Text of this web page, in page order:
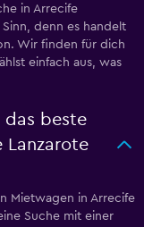
in Arrecife
denn es handelt
Wir finden für dich
einfach aus, was
beste
Lanzarote
Mietwagen in Arrecife
Suche mit einer